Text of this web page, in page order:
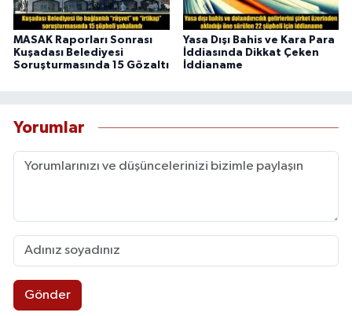
MASAK Raporları Sonrası
Kuşadası Belediyesi
Soruşturmasında 15 Gözaltı
Yasa Dışı Bahis ve Kara Para
İddiasında Dikkat Çeken
İddianame
Yorumlar
Gönder